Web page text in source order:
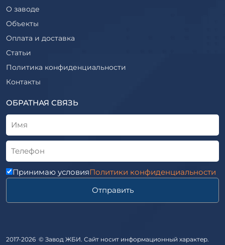
Фермы железобетонные
Фундаментные блоки
Фундаменты железобетонные
Шахты лифтов железобетонные
Шпалы железобетонные
Элементы благоустройства
Трубы асбоцементные
Приставки железобетонные (пасынки) Серия 3.407-57 и
ГОСТ 14295-75
Лестничные марши
Автопавильоны
Анкера железобетонные
Балки железобетонные
Блоки железобетонные
Серия
ТП
ТПР
Шифр
Рабочие чертежи
ВСН
ТУ
Альбом
О заводе
Объекты
Оплата и доставка
Статьи
Политика конфиденциальности
Контакты
ОБРАТНАЯ СВЯЗЬ
Принимаю условияПолитики конфиденциальности
Отправить
2017-2026 © Завод ЖБИ. Сайт носит информационный характер.